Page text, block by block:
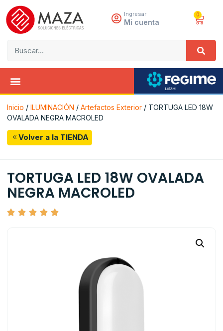
Ingresar
Mi cuenta
0
Inicio / ILUMINACIÓN / Artefactos Exterior / TORTUGA LED 18W
OVALADA NEGRA MACROLED
Volver a la TIENDA
TORTUGA LED 18W OVALADA
NEGRA MACROLED